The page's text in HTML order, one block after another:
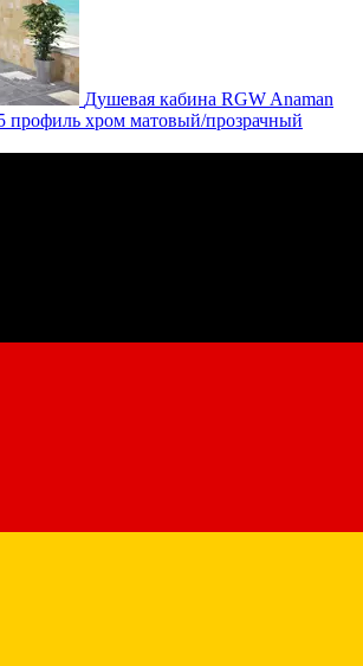
Душевая кабина RGW Anaman
профиль хром матовый/прозрачный